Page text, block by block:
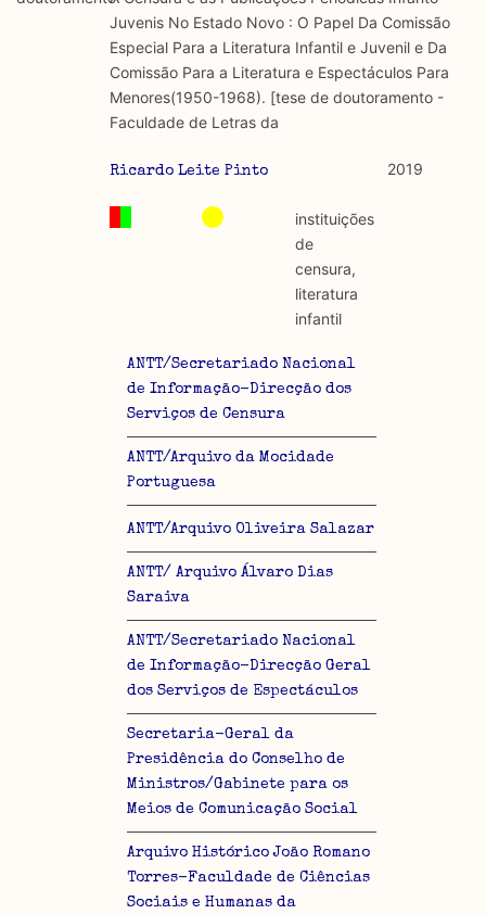
académicos.
Limitações
A lista procura incluir as publicações mais relevantes
produzidos até 2022, contudo não foi possível ter acesso
discurso e uso da liberdade de expressão. Trata-se de
uma censura que é omnipresente, dado que é
constitutiva do próprio acto de fala.
Regulatória e Constitutiva : são combinadas ambas
abordagens.
Tipo investigação realizada
Teórica
.csv para importação em programas de folha de cálculo
Juvenis No Estado Novo : O Papel Da Comissão
Especial Para a Literatura Infantil e Juvenil e Da
Comissão Para a Literatura e Espectáculos Para
Menores(1950-1968). [tese de doutoramento -
Faculdade de Letras da
Ricardo Leite Pinto 2019
ANTT/Secretariado Nacional
de Informação-Direcção dos
Serviços de Censura
ANTT/Arquivo da Mocidade
Portuguesa
ANTT/Arquivo Oliveira Salazar
ANTT/ Arquivo Álvaro Dias
Saraiva
ANTT/Secretariado Nacional
de Informação-Direcção Geral
dos Serviços de Espectáculos
Secretaria-Geral da
Presidência do Conselho de
Ministros/Gabinete para os
Meios de Comunicação Social
Arquivo Histórico João Romano
Torres-Faculdade de Ciências
Sociais e Humanas da
instituições
de
censura,
literatura
infantil